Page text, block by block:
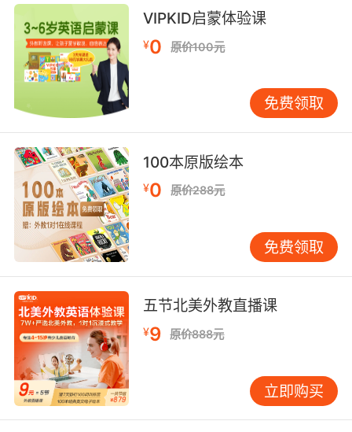
无生命的动词的名词后面通常使用of+名词来表
示，比如a picture of the classroom意思就是一
张教室的图片，a map of China意思就是一张中
国地图。
小学英语基础知识之冠词
不定冠词有三个“a、an、the”三个，a主要就是用
在辅音因素开头的名词前面，而an主要就是用在
以元音音素开头的名词前面，而the一边都是特指
一些名词比如The ruler is on the desk意思就是
尺子在桌子上，John’s birthday is February the
second意思就是John的生日是二月的第二天。
小学英语基础知识之形容词的比较级：两个事物
VIPKID启蒙体验课
¥0 原价100元
免费领取
100本原版绘本
¥0 原价288元
免费领取
五节北美外教直播课
¥9 原价888元
立即购买